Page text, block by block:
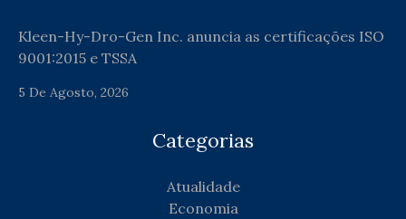
Kleen-Hy-Dro-Gen Inc. anuncia as certificações ISO
9001:2015 e TSSA
5 De Agosto, 2026
Categorias
Atualidade
Economia